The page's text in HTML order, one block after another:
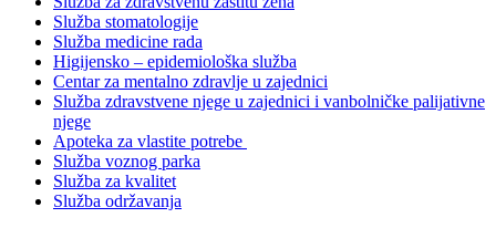
Služba stomatologije
Služba medicine rada
Higijensko – epidemiološka služba
Centar za mentalno zdravlje u zajednici
Služba zdravstvene njege u zajednici i vanbolničke palijativne
njege
Apoteka za vlastite potrebe
Služba voznog parka
Služba za kvalitet
Služba održavanja